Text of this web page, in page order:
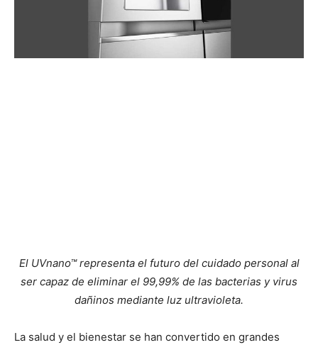
El UVnano™ representa el futuro del cuidado personal al
ser capaz de eliminar el 99,99% de las bacterias y virus
dañinos mediante luz ultravioleta.
La salud y el bienestar se han convertido en grandes